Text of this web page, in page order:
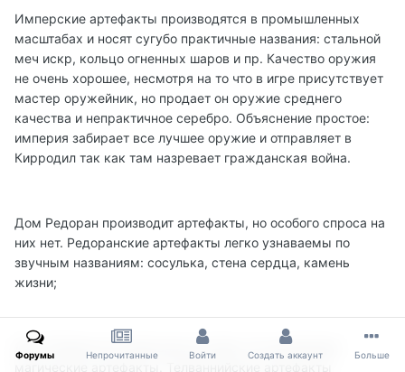
Имперские артефакты производятся в промышленных
масштабах и носят сугубо практичные названия: стальной
меч искр, кольцо огненных шаров и пр. Качество оружия
не очень хорошее, несмотря на то что в игре присутствует
мастер оружейник, но продает он оружие среднего
качества и непрактичное серебро. Объяснение простое:
империя забирает все лучшее оружие и отправляет в
Кирродил так как там назревает гражданская война.
Дом Редоран производит артефакты, но особого спроса на
них нет. Редоранские артефакты легко узнаваемы по
звучным названиям: сосулька, стена сердца, камень
жизни;
Дом Телвани это отдельная история. Он производит
Форумы Непрочитанные Войти Создать аккаунт Больше